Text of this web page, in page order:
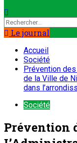
Le journal
Accueil
Société
Prévention
de la Ville de
dans
Société
Prévention